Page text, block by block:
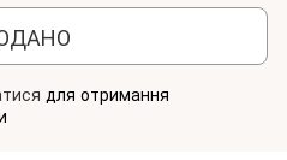
для отримання